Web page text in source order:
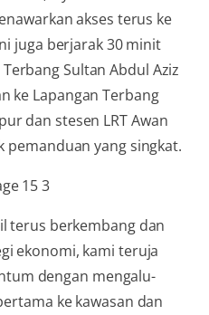
akses terus ke
juga berjarak 30 minit
Sultan Abdul Aziz
ke Lapangan Terbang
dan stesen LRT Awan
pemanduan yang singkat.
terus berkembang dan
ekonomi, kami teruja
dengan mengalu-
ke kawasan dan